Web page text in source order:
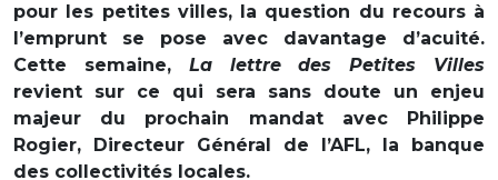
pour les petites villes, la question du recours à
l’emprunt se pose avec davantage d’acuité.
Cette semaine, La lettre des Petites Villes
revient sur ce qui sera sans doute un enjeu
majeur du prochain mandat avec Philippe
Rogier, Directeur Général de l’AFL, la banque
des collectivités locales.